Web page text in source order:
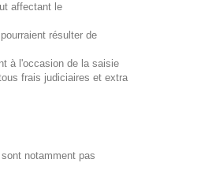
affectant le
résulter de
à l'occasion de la saisie
frais judiciaires et extra
notamment pas